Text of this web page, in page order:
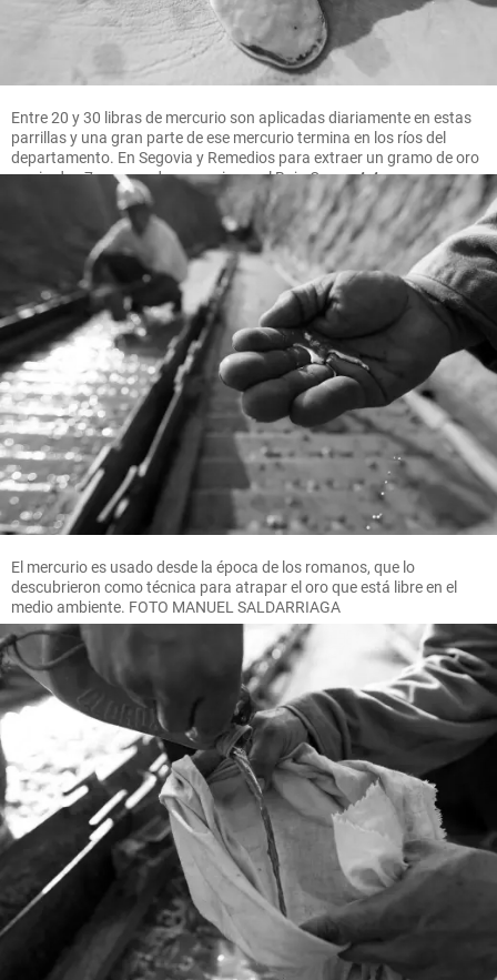
Entre 20 y 30 libras de mercurio son aplicadas diariamente en estas
parrillas y una gran parte de ese mercurio termina en los ríos del
departamento. En Segovia y Remedios para extraer un gramo de oro
se pierden 7 gramos de mercurio, en el Bajo Cauca 4.4 gramos.
FOTO MANUEL SALDARRIAGA
El mercurio es usado desde la época de los romanos, que lo
descubrieron como técnica para atrapar el oro que está libre en el
medio ambiente. FOTO MANUEL SALDARRIAGA